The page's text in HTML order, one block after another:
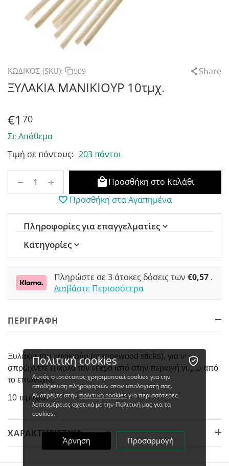
ΚΩΔΙΚΟΣ (SKU): 509 Share
ΞΥΛΑΚΙΑ ΜΑΝΙΚΙΟΥΡ 10τμχ.
€1 70
Σε Απόθεμα
Τιμή σε πόντους: 203 πόντοι
+
−
Προσθήκη στο Καλάθι
Προσθήκη στα Αγαπημένα
Πληροφορίες για επαγγελματίες
Κατηγορίες
Πληρώστε σε 3 άτοκες δόσεις των €0,57 .
Διαβάστε Περισσότερα
ΠΕΡΙΓΡΑΦΗ
Ξυλάκια του μανικιούρ (orangewood sticks), για να
σπρώχνετε εύκολα τον νεκρό ιστό στην περιοχή γύρω από
το επωνύχιο.
10 τεμάχια.
ΧΑΡΑΚΤΗΡΙΣΤΙΚΆ
Πολιτική cookies
Αυτός ο ιστότοπος χρησιμοποιεί cookies για την
αποθήκευση πληροφοριών στον υπολογιστή σας.
Ανατρέξτε στην πολιτική cookiesγια περισσότερες
λεπτομέρειες σχετικά με την Πολιτική μας για τα
cookies.
Άρνηση Προσαρμογή